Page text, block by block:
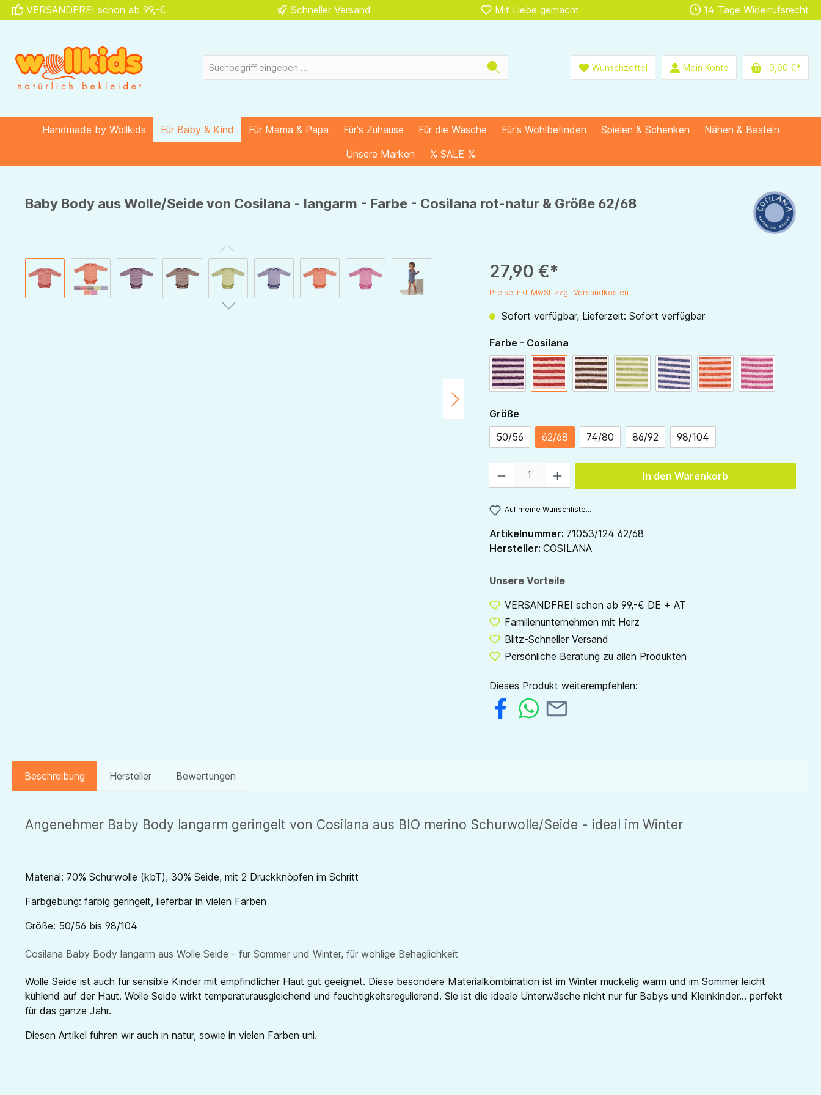
Zur Hauptnavigation springen
VERSANDFREI schon ab 99,-€ Schneller Versand Mit Liebe gemacht 14 Tage Widerrufsrecht
Wunschzettel Mein Konto 0,00 €*
Handmade by Wollkids Für Baby & Kind Für Mama & Papa Für's Zuhause Für die Wäsche Für's Wohlbefinden Spielen & Schenken
Nähen & Basteln
Unsere Marken
% SALE %
Baby Body aus Wolle/Seide von Cosilana - langarm - Farbe - Cosilana rot-natur & Größe 62/68
Bildergalerie überspringen 27,90 €*
Preise inkl. MwSt. zzgl. Versandkosten
Sofort verfügbar, Lieferzeit: Sofort verfügbar
Farbe - Cosilanaauswählen
pflaume-naturrot-naturschoko-naturgrün-naturmarine-naturorange-naturpink-natur
Größeauswählen
50/56
62/68 74/80 86/92 98/104
In den Warenkorb
Auf meine Wunschliste...
Artikelnummer: 71053/124 62/68
Hersteller: COSILANA
Unsere Vorteile
VERSANDFREI schon ab 99,-€ DE + AT
Familienunternehmen mit Herz
Blitz-Schneller Versand
Persönliche Beratung zu allen Produkten
Dieses Produkt weiterempfehlen:
Beschreibung Hersteller Bewertungen
Angenehmer Baby Body langarm geringelt von Cosilana aus BIO merino Schurwolle/Seide - ideal im Winter
Material: 70% Schurwolle (kbT), 30% Seide, mit 2 Druckknöpfen im Schritt
Farbgebung: farbig geringelt, lieferbar in vielen Farben
Größe: 50/56 bis 98/104
Cosilana Baby Body langarm aus Wolle Seide - für Sommer und Winter, für wohlige Behaglichkeit
Wolle Seide ist auch für sensible Kinder mit empfindlicher Haut gut geeignet. Diese besondere Materialkombination ist im Winter muckelig warm und im Sommer leicht
kühlend auf der Haut. Wolle Seide wirkt temperaturausgleichend und feuchtigkeitsregulierend. Sie ist die ideale Unterwäsche nicht nur für Babys und Kleinkinder... perfekt
für das ganze Jahr.
Diesen Artikel führen wir auch in natur, sowie in vielen Farben uni.